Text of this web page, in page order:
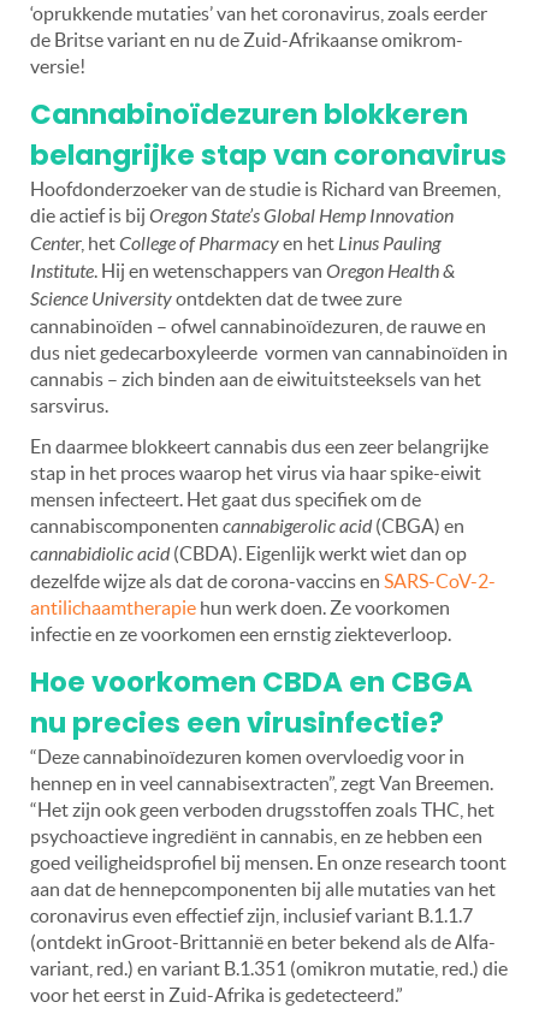
‘oprukkende mutaties’ van het coronavirus, zoals eerder
de Britse variant en nu de Zuid-Afrikaanse omikrom-
versie!
Cannabinoïdezuren blokkeren
belangrijke stap van coronavirus
Hoofdonderzoeker van de studie is Richard van Breemen,
die actief is bij Oregon State’s Global Hemp Innovation
Center, hetCollege of Pharmacyen hetLinus Pauling
Institute. Hij en wetenschappers van Oregon Health &
Science Universityontdekten dat de twee zure
cannabinoïden – ofwel cannabinoïdezuren, de rauwe en
dus niet gedecarboxyleerde vormen van cannabinoïden in
cannabis – zich binden aan de eiwituitsteeksels van het
sarsvirus.
En daarmee blokkeert cannabis dus een zeer belangrijke
stap in het proces waarop het virus via haar spike-eiwit
mensen infecteert. Het gaat dus specifiek om de
cannabiscomponenten cannabigerolic acid(CBGA) en
cannabidiolic acid(CBDA). Eigenlijk werkt wiet dan op
dezelfde wijze als dat de corona-vaccins en SARS-CoV-2-
antilichaamtherapie hun werk doen. Ze voorkomen
infectie en ze voorkomen een ernstig ziekteverloop.
Hoe voorkomen CBDA en CBGA
nu precies een virusinfectie?
“Deze cannabinoïdezuren komen overvloedig voor in
hennep en in veel cannabisextracten”, zegt Van Breemen.
“Het zijn ook geen verboden drugsstoffen zoals THC, het
psychoactieve ingrediënt in cannabis, en ze hebben een
goed veiligheidsprofiel bij mensen. En onze research toont
aan dat de hennepcomponenten bij alle mutaties van het
coronavirus even effectief zijn, inclusief variant B.1.1.7
(ontdekt inGroot-Brittannië en beter bekend als de Alfa-
variant, red.) en variant B.1.351 (omikron mutatie, red.) die
voor het eerst in Zuid-Afrika is gedetecteerd.”